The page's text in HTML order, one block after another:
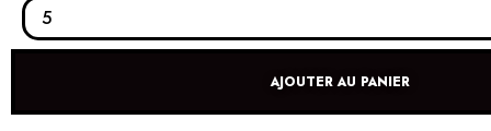
AJOUTER AU PANIER